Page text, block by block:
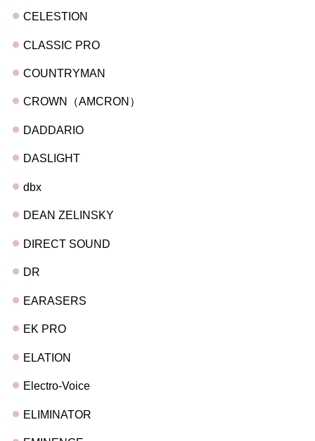
CELESTION
CLASSIC PRO
COUNTRYMAN
CROWN（AMCRON）
DADDARIO
DASLIGHT
dbx
DEAN ZELINSKY
DIRECT SOUND
DR
EARASERS
EK PRO
ELATION
Electro-Voice
ELIMINATOR